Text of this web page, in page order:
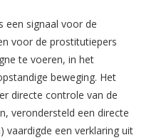
een signaal voor de
voor de prostitutiepers
te voeren, in het
beweging. Het
directe controle van de
verondersteld een directe
een verklaring uit